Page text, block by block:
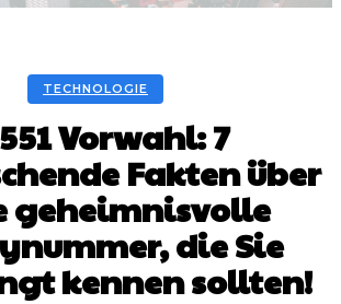
TECHNOLOGIE
Vorwahl: 7
Fakten über
geheimnisvolle
die Sie
kennen sollten!